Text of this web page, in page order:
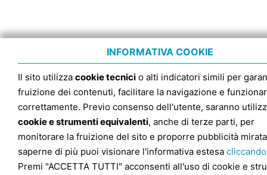
INFORMATIVA COOKIE
Il sito utilizza cookie tecnici o alti indicatori simili per
fruizione dei contenuti, facilitare la navigazione e
correttamente. Previo consenso dell'utente, saranno
cookie e strumenti equivalenti, anche di terze parti, per
monitorare la fruizione del sito e proporre pubblicità
saperne di più puoi visionare l'informativa estesa
Premi "ACCETTA TUTTI" acconsenti all'uso di cookie e